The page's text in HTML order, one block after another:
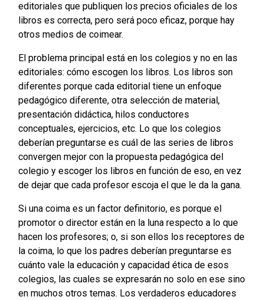
editoriales que publiquen los precios oficiales de los
libros es correcta, pero será poco eficaz, porque hay
otros medios de coimear.
El problema principal está en los colegios y no en las
editoriales: cómo escogen los libros. Los libros son
diferentes porque cada editorial tiene un enfoque
pedagógico diferente, otra selección de material,
presentación didáctica, hilos conductores
conceptuales, ejercicios, etc. Lo que los colegios
deberían preguntarse es cuál de las series de libros
convergen mejor con la propuesta pedagógica del
colegio y escoger los libros en función de eso, en vez
de dejar que cada profesor escoja el que le da la gana.
Si una coima es un factor definitorio, es porque el
promotor o director están en la luna respecto a lo que
hacen los profesores; o, si son ellos los receptores de
la coima, lo que los padres deberían preguntarse es
cuánto vale la educación y capacidad ética de esos
colegios, las cuales se expresarán no solo en ese sino
en muchos otros temas. Los verdaderos educadores